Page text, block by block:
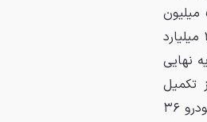
EZ-6 را آغاز کرده است. متقاضیان باید مبلغ ۵ میلیارد ریال (۵۰۰ میلیون
تومان) در حساب وکالتی بلوکه کنند و سپس در صورت تأیید ثبت‌نام، پیش‌پرداخت اولیه ۲۵ میلیارد
می‌شود و تسویه نهایی
۱۲۰ روز کاری پس از تکمیل
پیش‌پرداخت اعلام شده که عملاً به معنای حدود ۶ ماه انتظار است. قیمت علی‌الحساب خودرو ۳۶